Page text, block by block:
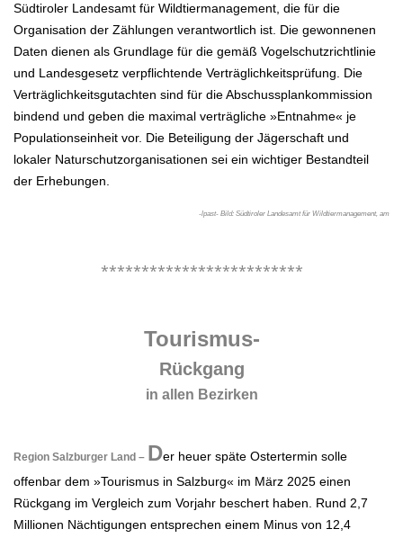
Südtiroler Landesamt für Wildtiermanagement, die für die
Organisation der Zählungen verantwortlich ist. Die gewonnenen
Daten dienen als Grundlage für die gemäß Vogelschutzrichtlinie
und Landesgesetz verpflichtende Verträglichkeitsprüfung. Die
Verträglichkeitsgutachten sind für die Abschussplankommission
bindend und geben die maximal verträgliche »Entnahme« je
Populationseinheit vor. Die Beteiligung der Jägerschaft und
lokaler Naturschutzorganisationen sei ein wichtiger Bestandteil
der Erhebungen.
-lpast- Bild: Südtiroler Landesamt für Wildtiermanagement, am
*************************
Tourismus-
Rückgang
in allen Bezirken
Region Salzburger Land – Der heuer späte Ostertermin solle
offenbar dem »Tourismus in Salzburg« im März 2025 einen
Rückgang im Vergleich zum Vorjahr beschert haben. Rund 2,7
Millionen Nächtigungen entsprechen einem Minus von 12,4